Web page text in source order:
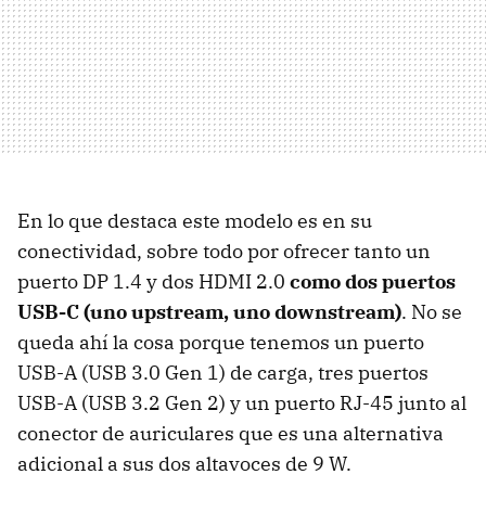
En lo que destaca este modelo es en su
conectividad, sobre todo por ofrecer tanto un
puerto DP 1.4 y dos HDMI 2.0 como dos puertos
USB-C (uno upstream, uno downstream). No se
queda ahí la cosa porque tenemos un puerto
USB-A (USB 3.0 Gen 1) de carga, tres puertos
USB-A (USB 3.2 Gen 2) y un puerto RJ-45 junto al
conector de auriculares que es una alternativa
adicional a sus dos altavoces de 9 W.